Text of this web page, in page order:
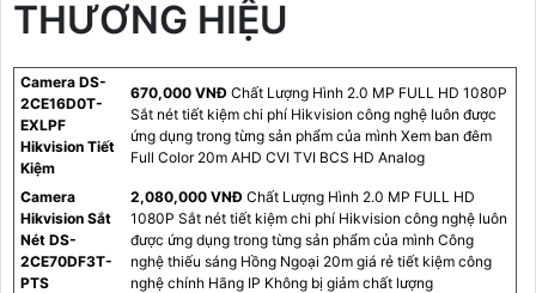
THƯƠNG HIỆU
Camera DS-
2CE16D0T-
EXLPF
Hikvision Tiết
Kiệm
670,000 VNĐ Chất Lượng Hình 2.0 MP FULL HD 1080P
Sắt nét tiết kiệm chi phí Hikvision công nghệ luôn được
ứng dụng trong từng sản phẩm của mình Xem ban đêm
Full Color 20m AHD CVI TVI BCS HD Analog
Camera
Hikvision Sắt
Nét DS-
2CE70DF3T-
PTS
2,080,000 VNĐ Chất Lượng Hình 2.0 MP FULL HD
1080P Sắt nét tiết kiệm chi phí Hikvision công nghệ luôn
được ứng dụng trong từng sản phẩm của mình Công
nghệ thiếu sáng Hồng Ngoại 20m giá rẻ tiết kiệm công
nghệ chính Hãng IP Không bị giảm chất lượng